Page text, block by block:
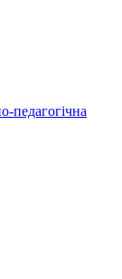
педагогічна